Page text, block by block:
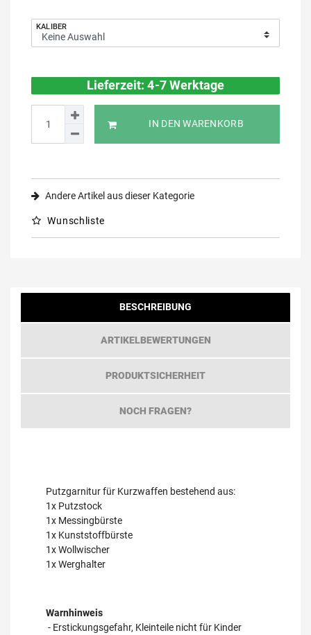
KALIBER
Lieferzeit: 4-7 Werktage
IN DEN WARENKORB
Andere Artikel aus dieser Kategorie
Wunschliste
BESCHREIBUNG
ARTIKELBEWERTUNGEN
PRODUKTSICHERHEIT
NOCH FRAGEN?
Putzgarnitur für Kurzwaffen bestehend aus:
1x Putzstock
1x Messingbürste
1x Kunststoffbürste
1x Wollwischer
1x Werghalter
Warnhinweis
- Erstickungsgefahr, Kleinteile nicht für Kinder